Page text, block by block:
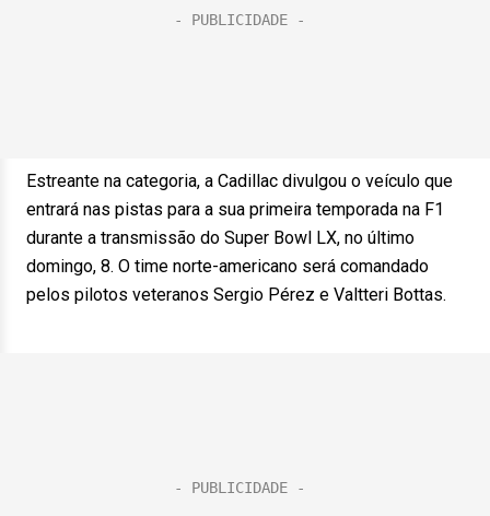
Estreante na categoria, a Cadillac divulgou o veículo que
entrará nas pistas para a sua primeira temporada na F1
durante a transmissão do Super Bowl LX, no último
domingo, 8. O time norte-americano será comandado
pelos pilotos veteranos Sergio Pérez e Valtteri Bottas.